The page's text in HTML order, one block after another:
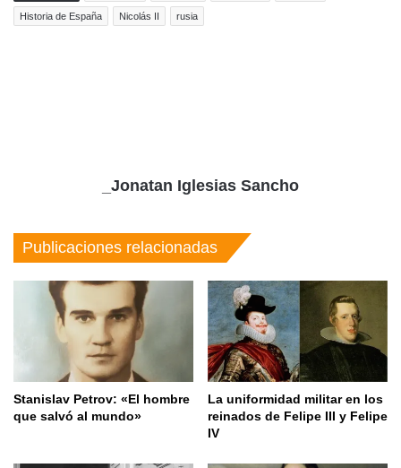
Historia de España Nicolás II rusia
_Jonatan Iglesias Sancho
Publicaciones relacionadas
Stanislav Petrov: «El hombre
que salvó al mundo»
La uniformidad militar en los
reinados de Felipe III y Felipe
IV